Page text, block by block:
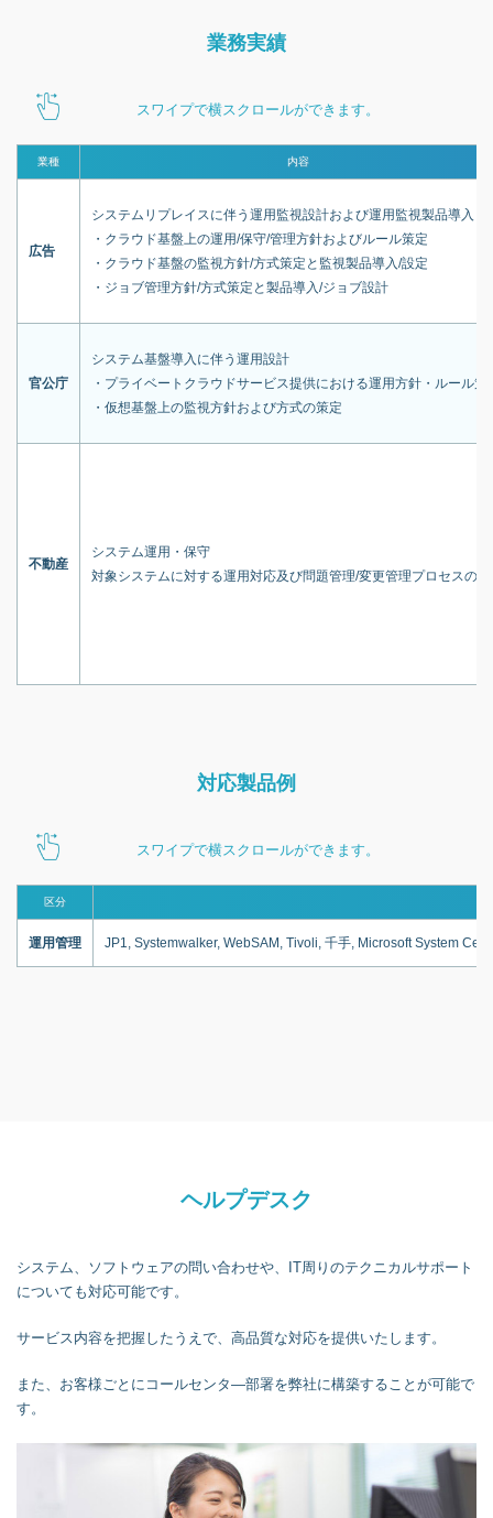
業務実績
スワイプで横スクロールができます。
業種 内容
広告
システムリプレイスに伴う運用監視設計および運用監視製品導入
・クラウド基盤上の運用/保守/管理方針およびルール策定
・クラウド基盤の監視方針/方式策定と監視製品導入/設定
・ジョブ管理方針/方式策定と製品導入/ジョブ設計
官公庁
システム基盤導入に伴う運用設計
・プライベートクラウドサービス提供における運用方針・ルール策
・仮想基盤上の監視方針および方式の策定
不動産
システム運用・保守
対象システムに対する運用対応及び問題管理/変更管理プロセスの
対応製品例
スワイプで横スクロールができます。
区分
運用管理 JP1, Systemwalker, WebSAM, Tivoli, 千手, Microsoft System
ヘルプデスク
システム、ソフトウェアの問い合わせや、IT周りのテクニカルサポート
についても対応可能です。
サービス内容を把握したうえで、高品質な対応を提供いたします。
また、お客様ごとにコールセンタ―部署を弊社に構築することが可能で
す。